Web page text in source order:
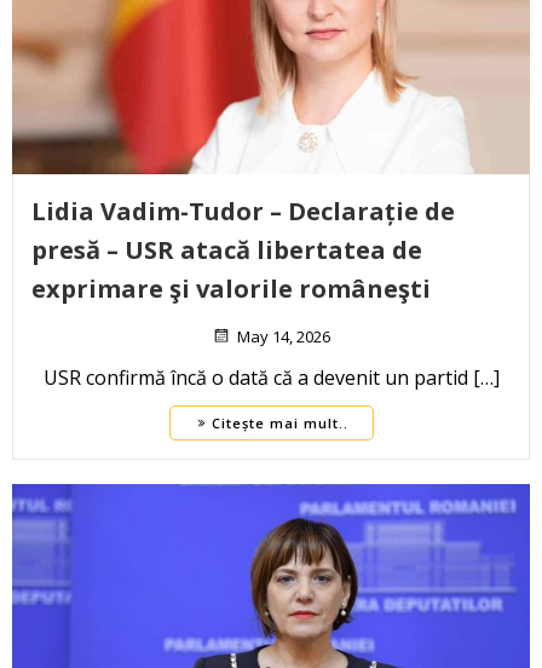
Lidia Vadim-Tudor – Declarație de
presă – USR atacă libertatea de
exprimare şi valorile româneşti
May 14, 2026
USR confirmă încă o dată că a devenit un partid […]
Citește mai mult..